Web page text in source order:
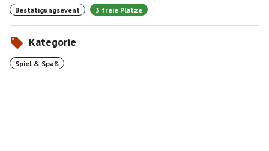
Bestätigungsevent 3 freie Plätze
Kategorie
Spiel & Spaß